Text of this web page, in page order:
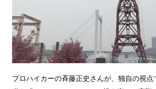
プロハイカーの斉藤正史さんが、独自の視